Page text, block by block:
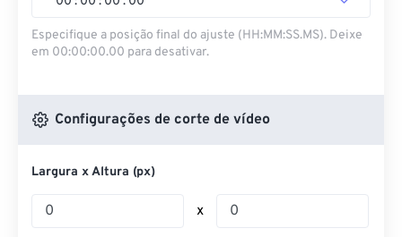
Especifique a posição final do ajuste (HH:MM:SS.MS). Deixe
em 00:00:00.00 para desativar.
Configurações de corte de vídeo
Largura x Altura (px)
x